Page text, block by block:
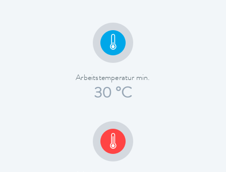
Arbeitstemperatur min.
30 °C